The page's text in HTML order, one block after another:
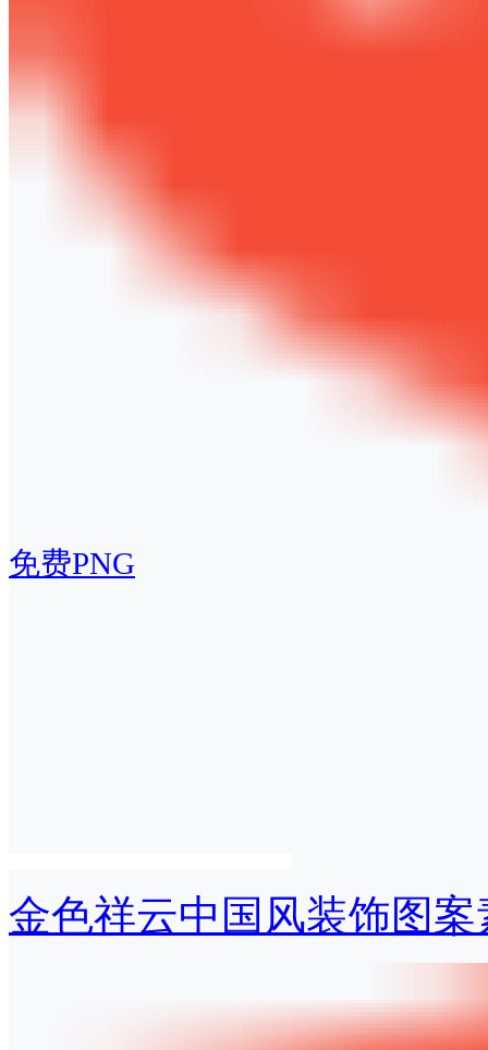
免费PNG
金色祥云中国风装饰图案